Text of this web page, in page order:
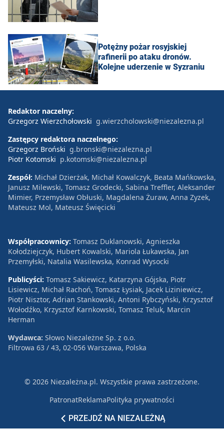
Potężny pożar rosyjskiej
rafinerii po ataku dronów.
Kolejne uderzenie w Syzraniu
PRZEJDŹ NA NIEZALEŻNĄ
Redaktor naczelny:
Grzegorz Wierzchołowski g.wierzcholowski@niezalezna.pl
Zastępcy redaktora naczelnego:
Grzegorz Broński g.bronski@niezalezna.pl
Piotr Kotomski p.kotomski@niezalezna.pl
Zespół: Michał Dzierżak, Michał Kowalczyk, Beata Mańkowska,
Janusz Milewski, Tomasz Grodecki, Sabina Treffler, Aleksander
Mimier, Przemysław Obłuski, Magdalena Żuraw, Anna Zyzek,
Mateusz Mol, Mateusz Święcicki
Współpracownicy: Tomasz Duklanowski, Agnieszka
Kołodziejczyk, Hubert Kowalski, Mariola Łukawska, Jan
Przemyłski, Natalia Wasilewska, Konrad Wysocki
Publicyści: Tomasz Sakiewicz, Katarzyna Gójska, Piotr
Lisiewicz, Michał Rachoń, Tomasz Łysiak, Jacek Liziniewicz,
Piotr Nisztor, Adrian Stankowski, Antoni Rybczyński, Krzysztof
Wołodźko, Krzysztof Karnkowski, Tomasz Teluk, Marcin
Herman
Wydawca: Słowo Niezależne Sp. z o.o.
Filtrowa 63 / 43, 02-056 Warszawa, Polska
© 2026 Niezależna.pl. Wszystkie prawa zastrzeżone.
PatronatReklamaPolityka prywatności